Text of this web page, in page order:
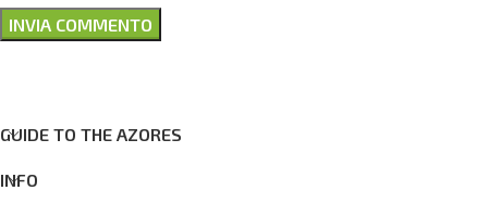
GUIDE TO THE AZORES
INFO